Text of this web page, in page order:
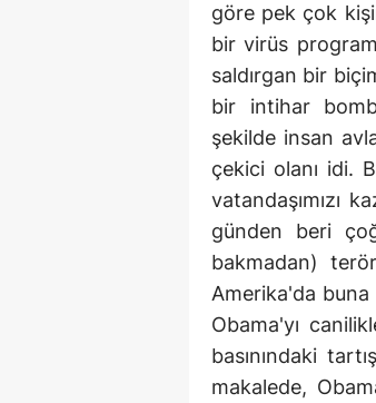
göre pek çok
bir virüs
saldırgan bir
bir intihar
şekilde insan
çekici olanı idi.
vatandaşımızı
günden beri
bakmadan)
Amerika'da
Obama'yı
basınındaki
makalede,